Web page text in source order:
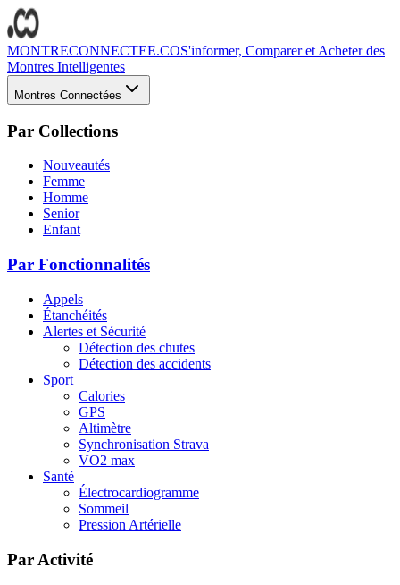
MONTRECONNECTEE.COS'informer, Comparer et Acheter des
Montres Intelligentes
Montres Connectées
Par Collections
Nouveautés
Femme
Homme
Senior
Enfant
Par Fonctionnalités
Appels
Étanchéités
Alertes et Sécurité
Détection des chutes
Détection des accidents
Sport
Calories
GPS
Altimètre
Synchronisation Strava
VO2 max
Santé
Électrocardiogramme
Sommeil
Pression Artérielle
Par Activité